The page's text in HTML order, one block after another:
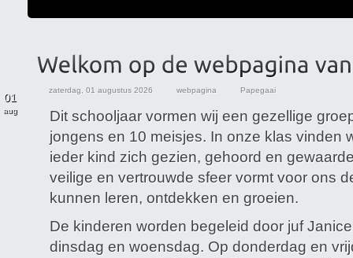
01
aug
zaterdag, 01 augustus 2026 webpagina Papegaai
Dit schooljaar vormen wij een gezellige
jongens en 10 meisjes. In onze klas vinden
ieder kind zich gezien, gehoord en
veilige en vertrouwde sfeer vormt voor ons
kunnen leren, ontdekken en groeien.
De kinderen worden begeleid door juf
dinsdag en woensdag. Op donderdag en